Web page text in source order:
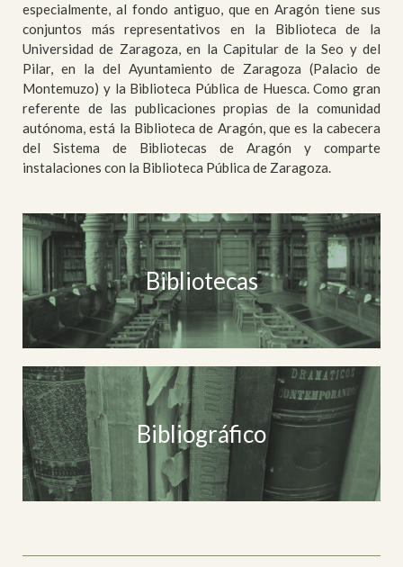
especialmente, al fondo antiguo, que en Aragón tiene sus
conjuntos más representativos en la Biblioteca de la
Universidad de Zaragoza, en la Capitular de la Seo y del
Pilar, en la del Ayuntamiento de Zaragoza (Palacio de
Montemuzo) y la Biblioteca Pública de Huesca. Como gran
referente de las publicaciones propias de la comunidad
autónoma, está la Biblioteca de Aragón, que es la cabecera
del Sistema de Bibliotecas de Aragón y comparte
instalaciones con la Biblioteca Pública de Zaragoza.
Bibliotecas
Bibliográfico